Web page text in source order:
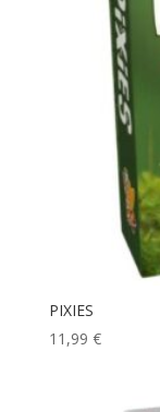
PIXIES
11,99 €